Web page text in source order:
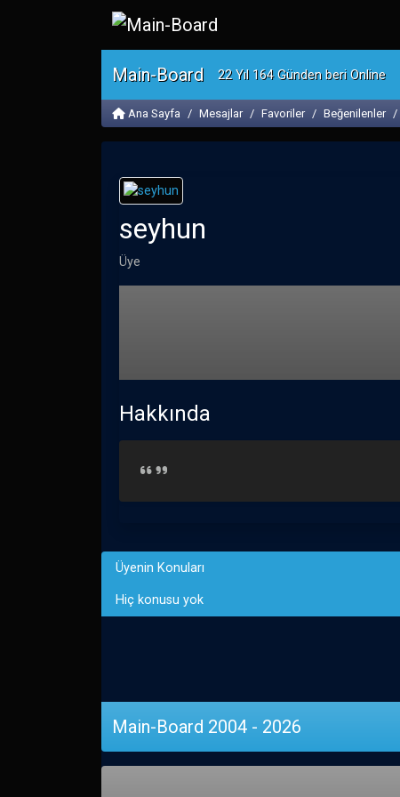
Main-Board 22 Yıl 164 Günden beri Online
Ana Sayfa Mesajlar Favoriler Beğenilenler
seyhun
Üye
Hakkında
Üyenin Konuları
Hiç konusu yok
Main-Board 2004 - 2026